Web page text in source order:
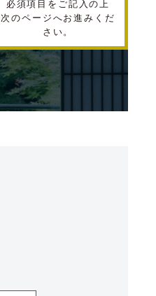
必須項目をご記入の上
次のページへお進みくだ
さい。